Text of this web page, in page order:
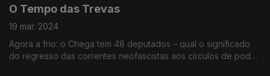
O Tempo das Trevas
19 mar. 2024
Agora a frio: o Chega tem 48 deputados – qual o significado
do regresso das correntes neofascistas aos círculos de poder